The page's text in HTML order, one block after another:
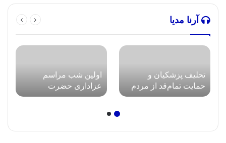
آرنا مدیا
تحلیف پزشکیان و
حمایت تمام‌قد از مردم
غزه + عکس و حاشیه
اولین شب مراسم
عزاداری حضرت
اباعبدالله الحسین علیه‌